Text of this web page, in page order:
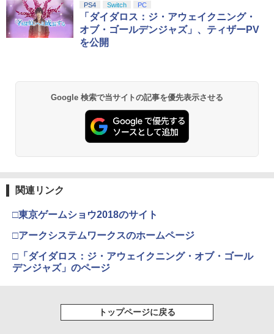
ー2 アダプタ スイッチ 8bit Switch Pro
Windows Mac Raspbery Xbox Series
X＆S One コントローラー Bluetoothコ
ントローラー PS5 PS4
￥2,690
￥2,910
4
[Switch] Nintendo Switch Online + 追
￥5,900
￥1,648
【送料無料】劇場版「鬼滅の刃」無限城
y】/アニメーション[Blu-ray]【返品種別
4
サマーウォーズ ブルーレイ blu-ray 劇場
守 summer wars BD USA正規品 海外版
日本語 英語 他言語 Summer Wars
1
スプラトゥーン レイダース|オンライン
コード版
￥5,832
スプラトゥーン レイダース -Switch2
4
ニンテンドープリペイド番号 9000円|オ
ンラインコード版
1
PlayStation 5 デジタル・エディション
日本語専用 Console Language: Japan
ese only (CFI-2200B01)
￥55,000
Beast of Reincarnation -PS5 【特典】
プロダクトコード 封入
￥7,286
￥11,980
【純正品】DualSense ワイヤレスコン
トローラー ミッドナイト ブラック(CFI-
1
【純正品】Xbox ワイヤレス コントロー
ラー + USB-C® ケーブル
￥8,300
【純正品】Xbox ワイヤレス コントロー
ラー (ロボット ホワイト)
￥7,681
【純正品】Xbox ワイヤレス コントロー
4
【純正品】Xbox 充電式バッテリー + US
￥2,618
【国内正規品】Thrustmaster スラスト
1
劇場版「鬼滅の刃」無限城編 第一章 猗
窩座再来 通常版 [Blu-ray]
￥3,982
劇場版「鬼滅の刃」無限城編 第一章 猗
窩座再来 通常版 [DVD]
￥3,523
(オリジナル特典:オリジナル巾着＋メー
カー特典:【坤と離】二振りの剣、十翼よ
り来たる！スタジオ描き下ろしイラスト
ボード付) [Blu-ray]
￥10,780
劇場版「鬼滅の刃」無限城編 第一章 猗
窩座再来 完全生産限定版 [Blu-ray]
PS4 Switch PC
「ダイダロス：ジ・アウェイクニング・
オブ・ゴールデンジャズ」、ティザーPV
を公開
Google 検索で当サイトの記事を優先表示させる
関連リンク
□東京ゲームショウ2018のサイト
□アークシステムワークスのホームページ
□「ダイダロス：ジ・アウェイクニング・オブ・ゴール
デンジャズ」のページ
トップページに戻る